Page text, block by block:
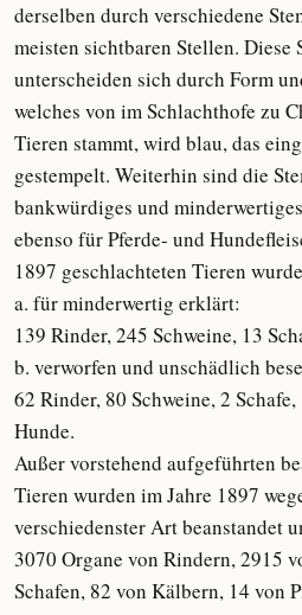
derselben durch verschiedene
meisten sichtbaren Stellen. Diese
unterscheiden sich durch Form
welches von im Schlachthofe zu
Tieren stammt, wird blau, das
gestempelt. Weiterhin sind die
bankwürdiges und
ebenso für Pferde- und
1897 geschlachteten Tieren
a. für minderwertig erklärt:
139 Rinder, 245 Schweine, 13
b. verworfen und unschädlich
62 Rinder, 80 Schweine, 2
Hunde.
Außer vorstehend aufgeführten
Tieren wurden im Jahre 1897
verschiedenster Art beanstandet
3070 Organe von Rindern, 2915
Schafen, 82 von Kälbern, 14 von